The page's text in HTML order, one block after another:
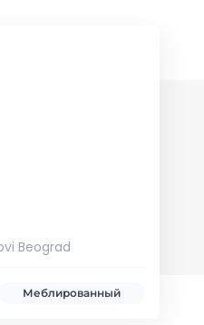
Beograd
Меблированный